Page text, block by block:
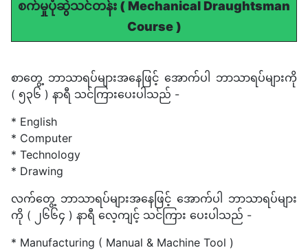
စက်မှုပုံဆွဲသင်တန်း ( Mechanical Draughtsman
Course )
စာတွေ့ ဘာသာရပ်များအနေဖြင့် အောက်ပါ ဘာသာရပ်များကို
( ၅၃၆ ) နာရီ သင်ကြားပေးပါသည် -
* English
* Computer
* Technology
* Drawing
လက်တွေ့ ဘာသာရပ်များအနေဖြင့် အောက်ပါ ဘာသာရပ်များ
ကို ( ၂၆၆၄ ) နာရီ လေ့ကျင့် သင်ကြား ပေးပါသည် -
* Manufacturing ( Manual & Machine Tool )